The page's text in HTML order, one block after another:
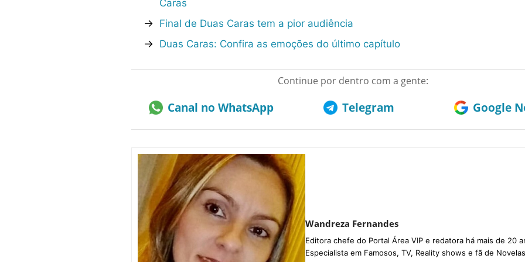
Caras
→ Final de Duas Caras tem a pior audiência
→ Duas Caras: Confira as emoções do último capítulo
Continue por dentro com a gente:
Canal no WhatsApp Telegram Google
Wandreza Fernandes
Editora chefe do Portal Área VIP e redatora há mais de 20
Especialista em Famosos, TV, Reality shows e fã de